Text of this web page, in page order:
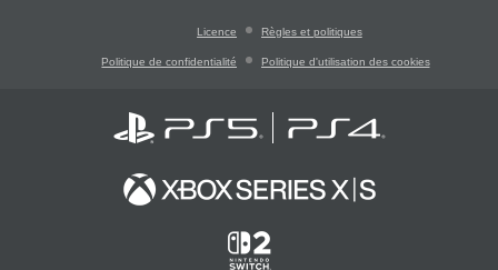
Licence Règles et politiques
Politique de confidentialité Politique d'utilisation des cookies